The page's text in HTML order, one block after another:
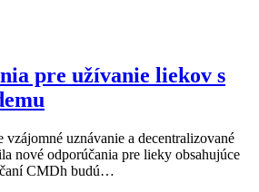
pre užívanie liekov s
uznávanie a decentralizované
nové odporúčania pre lieky obsahujúce
CMDh budú…